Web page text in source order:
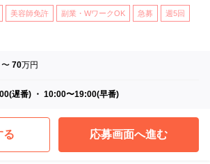
美容師免許 副業・WワークOK 急募 週5回
〜70万円
遅番) ・ 10:00〜19:00(早番)
る 応募画面へ進む